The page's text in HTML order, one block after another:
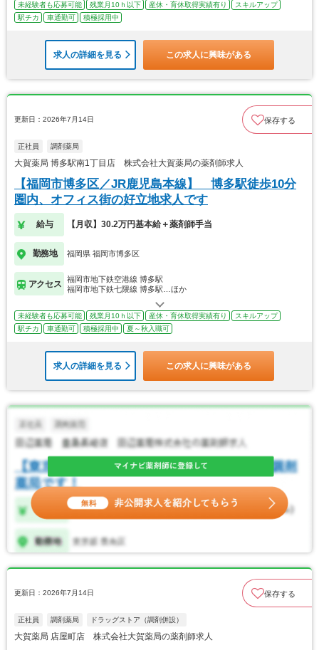
未経験者も応募可能 残業月10ｈ以下 産休・育休取得実績有り
スキルアップ
駅チカ
車通勤可 積極採用中
求人の詳細を見る この求人に興味がある
更新日：2026年7月14日 保存する
正社員 調剤薬局
大賀薬局 博多駅南1丁目店 株式会社大賀薬局の薬剤師求人
【福岡市博多区／JR鹿児島本線】 博多駅徒歩10分
圏内、オフィス街の好立地求人です
給与 【月収】30.2万円基本給＋薬剤師手当
勤務地 福岡県 福岡市博多区
アクセス
福岡市地下鉄空港線 博多駅
福岡市地下鉄七隈線 博多駅…ほか
未経験者も応募可能 残業月10ｈ以下 産休・育休取得実績有り
スキルアップ
駅チカ
車通勤可 積極採用中 夏～秋入職可
求人の詳細を見る この求人に興味がある
更新日：2026年7月14日 保存する
正社員 調剤薬局 ドラッグストア（調剤併設）
大賀薬局 店屋町店 株式会社大賀薬局の薬剤師求人